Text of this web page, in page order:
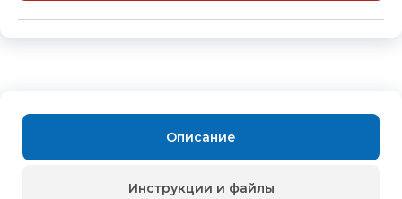
Описание
Инструкции и файлы